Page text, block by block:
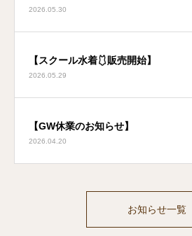
2026.05.30
【スクール水着🩱販売開始】
2026.05.29
【GW休業のお知らせ】
2026.04.20
お知らせ一覧